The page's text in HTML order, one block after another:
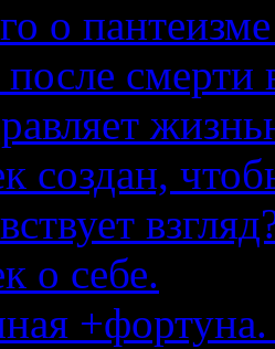
о
смерти
создан,
о себе.
+фортуна.